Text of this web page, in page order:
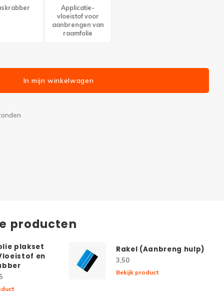
Applicatie-
vloeistof voor
aanbrengen van
raamfolie
In mijn winkelwagen
producten
plakset
en
Rakel (Aanbreng hulp)
3,50
Bekijk product